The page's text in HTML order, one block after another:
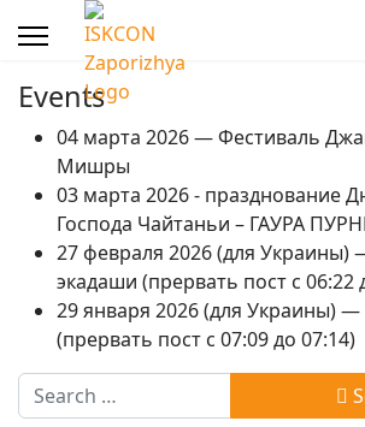
Events
04 марта 2026 — Фестиваль
Мишры
03 марта 2026 - празднование
Господа Чайтаньи – ГАУРА
27 февраля 2026 (для Украины)
экадаши (прервать пост с 06:22
29 января 2026 (для Украины)
(прервать пост с 07:09 до 07:14)
Search